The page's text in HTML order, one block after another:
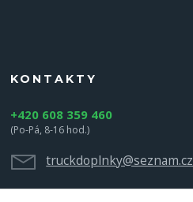
KONTAKTY
+420 608 359 460
(Po-Pá, 8-16 hod.)
truckdoplnky@seznam.cz